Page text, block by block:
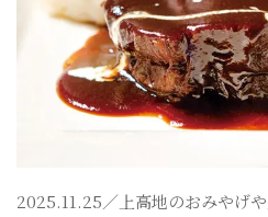
2025.11.25／ 上高地のおみやげや